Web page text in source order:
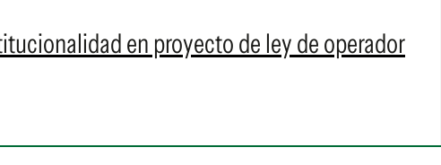
en proyecto de ley de operador